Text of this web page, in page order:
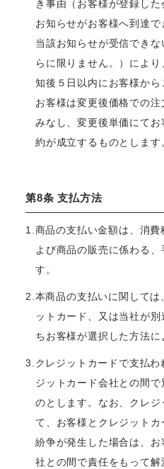
き事由（お客様が登録し
お知らせがお客様へ到達
当該お知らせが受信でき
らに限りません。）によ
知後５日以内にお客様から
お客様は変更後価格での
みなし、変更後単価にて
約が成立するものとします
第8条 支払方法
1.商品の支払い金額は、消
よび商品の販売に係わる
す。
2.本商品の支払いに関して
ットカード、又は当社が
ちお客様が選択した方法に
3.クレジットカードで支払
ジットカード会社との間
のとします。なお、クレ
て、お客様とクレジット
紛争が発生した場合は、
社との間で責任をもって解